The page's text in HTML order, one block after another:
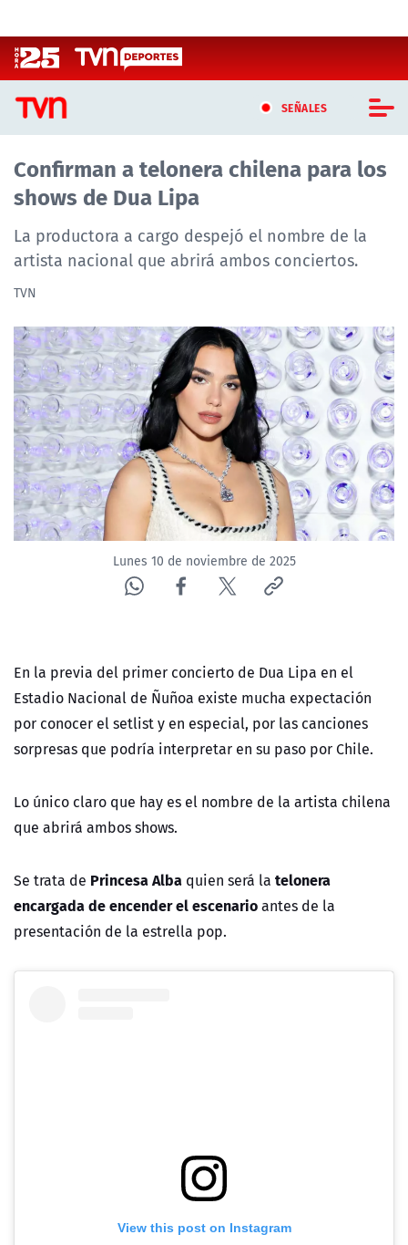
SEÑALES
CASTING MASTERCHEF CHILE
CASTING TVN VERTICAL
TVN VERTICAL
TVN PLAY
PROGRAMAS
TELESERIES
NTV
ACTUALIDAD Y TENDENCIAS
CORPORATIVO Y TRANSPARENCIA
CANAL DE DENUNCIAS
Confirman a telonera chilena para los
shows de Dua Lipa
La productora a cargo despejó el nombre de la
artista nacional que abrirá ambos conciertos.
TVN
Lunes 10 de noviembre de 2025
En la previa del primer concierto de Dua Lipa en el
Estadio Nacional de Ñuñoa existe mucha expectación
por conocer el setlist y en especial, por las canciones
sorpresas que podría interpretar en su paso por Chile.
Lo único claro que hay es el nombre de la artista chilena
que abrirá ambos shows.
Se trata de Princesa Alba quien será la telonera
encargada de encender el escenarioantes de la
presentación de la estrella pop.
View this post on Instagram